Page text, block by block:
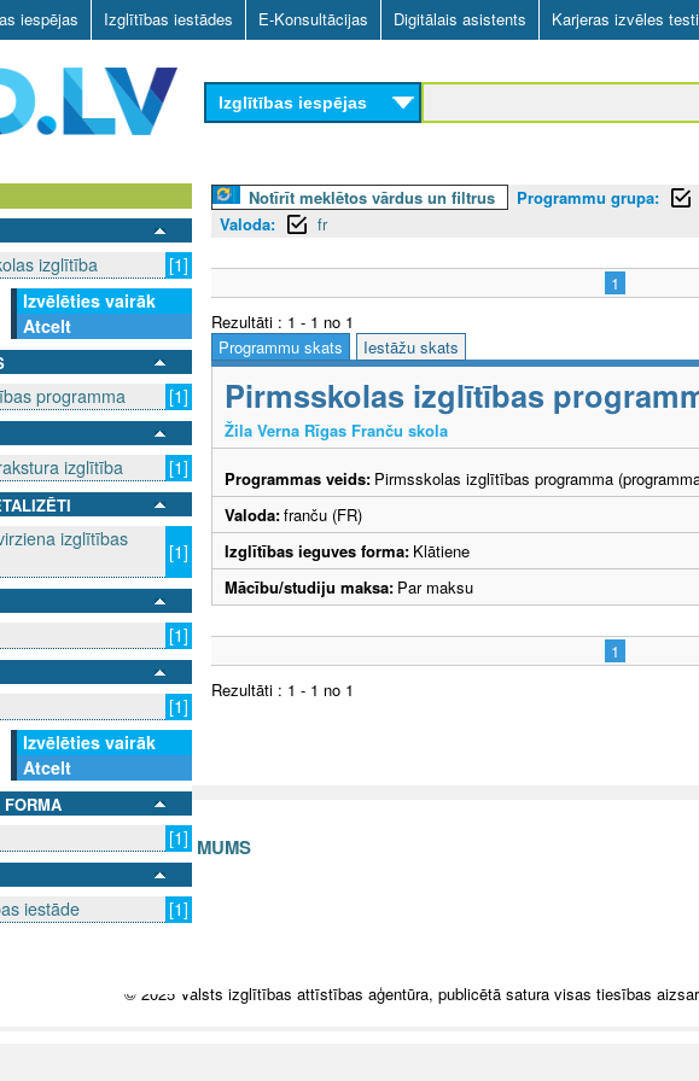
Skip
to
main
content
iespējas Izglītības iestādes E-Konsultācijas Digitālais asistents Karjeras izvēles testi
Izglītības iespējas
izglītība
[1]
Izvēlēties vairāk
Atcelt
programma [1]
izglītība [1]
izglītības
[1]
[1]
[1]
Izvēlēties vairāk
Atcelt
[1]
iestāde [1]
Notīrīt meklētos vārdus un filtrus Programmu grupa:
Valoda:
fr
1
Rezultāti : 1 - 1 no 1
Programmu skats
Iestāžu skats
Pirmsskolas izglītības
Žila Verna Rīgas Franču skola
Programmas veids: Pirmsskolas izglītības programma
Valoda:franču (FR)
Izglītības ieguves forma: Klātiene
Mācību/studiju maksa: Par maksu
1
Rezultāti : 1 - 1 no 1
SAZINIES AR MUMS
info@niid.lv
© 2025 Valsts izglītības attīstības aģentūra, publicētā satura visas tiesības